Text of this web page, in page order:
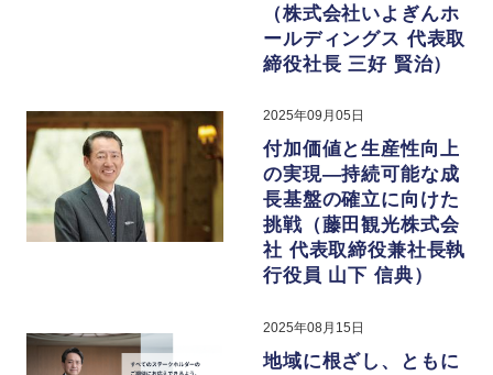
（株式会社いよぎんホ
ールディングス 代表取
締役社⻑ 三好 賢治）
2025年09月05日
付加価値と生産性向上
の実現―持続可能な成
長基盤の確立に向けた
挑戦（藤田観光株式会
社 代表取締役兼社長執
行役員 山下 信典）
2025年08月15日
地域に根ざし、ともに